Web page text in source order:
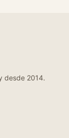
desde 2014.